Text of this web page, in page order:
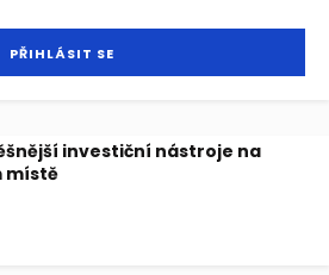
investiční nástroje na
místě